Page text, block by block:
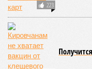
223